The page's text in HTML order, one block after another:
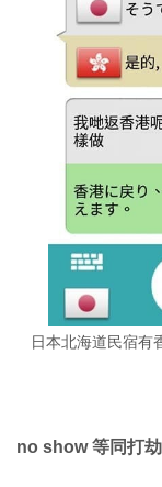
日本北海道民宿有
no show 等同打劫